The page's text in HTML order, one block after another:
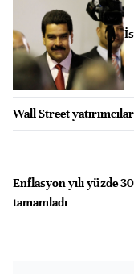
Wall Street
Enflasyon yılı yüzde
tamamladı